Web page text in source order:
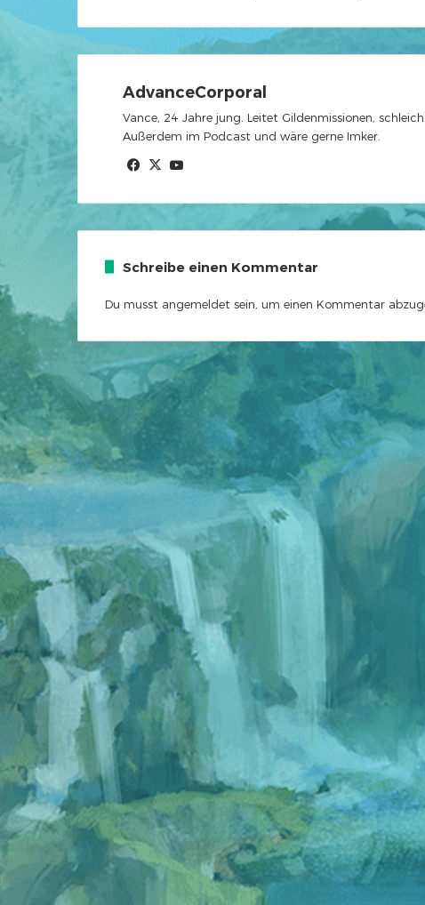
AdvanceCorporal
Vance, 24 Jahre jung. Leitet Gildenmissionen,
Außerdem im Podcast und wäre gerne Imker.
Facebook
X
Schreibe einen Kommentar
Du musst angemeldet sein, um einen Kommentar